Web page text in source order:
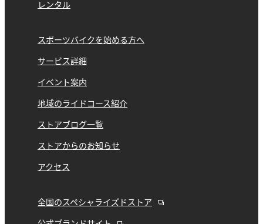
レンタル
スポーツバイクを始める方へ
サービス詳細
イベント案内
地域のライドコース紹介
ストアブログ一覧
ストアからのお知らせ
アクセス
全国のスペシャライズドストア